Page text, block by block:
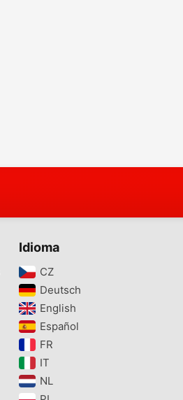
Idioma
CZ‎
Deutsch‎
English‎
Español‎
FR‎
IT‎
NL‎